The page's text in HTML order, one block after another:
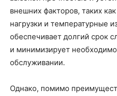
внешних факторов, таких
нагрузки и температурные
обеспечивает долгий срок
и минимизирует
обслуживании.
Однако, помимо